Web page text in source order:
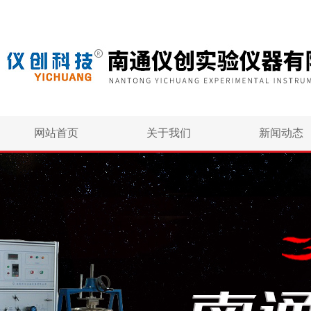
网站首页 关于我们 新闻动态